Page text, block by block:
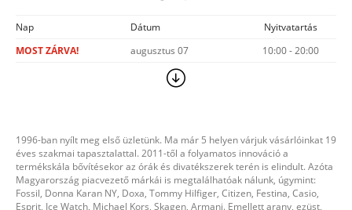
Nap Dátum
Nyitvatartás
MOST ZÁRVA!
augusztus 07 10:00 - 20:00
1996-ban nyílt meg első üzletünk. Ma már 5 helyen várjuk vásárlóinkat 19
éves szakmai tapasztalattal. 2011-től a folyamatos innováció a
termékskála bővítésekor az órák és divatékszerek terén is elindult. Azóta
Magyarország piacvezető márkái is megtalálhatóak nálunk, úgymint:
Fossil, Donna Karan NY, Doxa, Tommy Hilfiger, Citizen, Festina, Casio,
Esprit, Ice Watch, Michael Kors, Skagen, Armani. Emellett arany, ezüst,